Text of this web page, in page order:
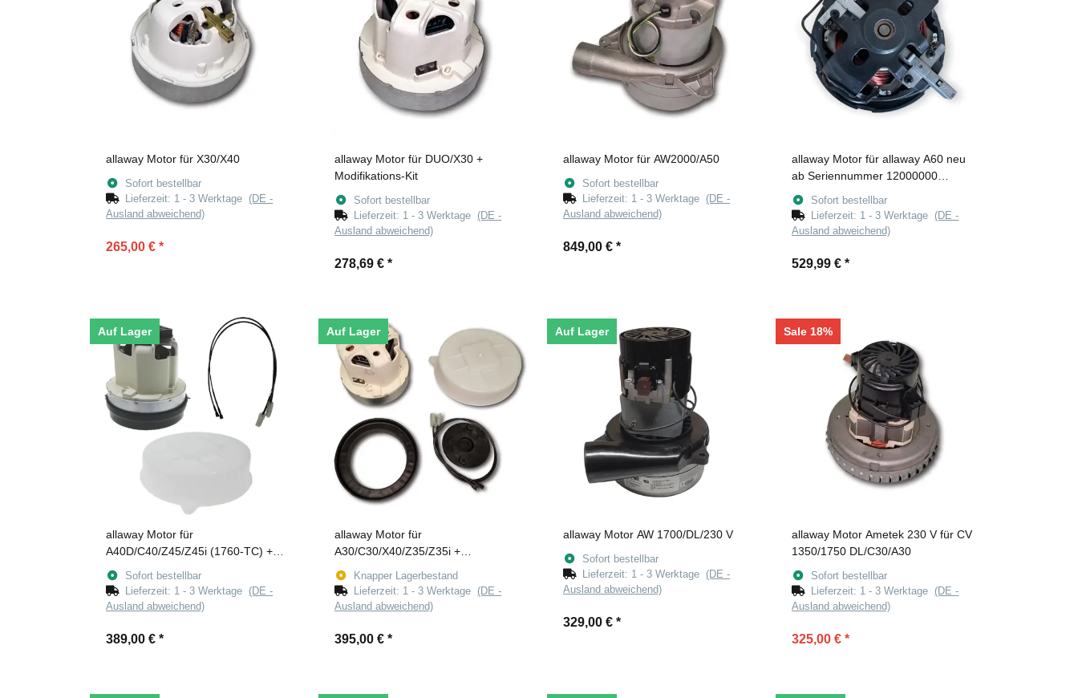
allaway Motor für X30/X40
Sofort bestellbar
Lieferzeit: 1 - 3 Werktage (DE -
Ausland abweichend)
265,00 € *
allaway Motor für DUO/X30 +
Modifikations-Kit
Sofort bestellbar
Lieferzeit: 1 - 3 Werktage (DE -
Ausland abweichend)
278,69 € *
allaway Motor für AW2000/A50
Sofort bestellbar
Lieferzeit: 1 - 3 Werktage (DE -
Ausland abweichend)
849,00 € *
allaway Motor für allaway A60 neu
ab Seriennummer 12000000
(Ametek)
Sofort bestellbar
Lieferzeit: 1 - 3 Werktage (DE -
Ausland abweichend)
529,99 € *
Auf Lager
allaway Motor für
A40D/C40/Z45/Z45i (1760-TC) +
Modifikations-Kit
Sofort bestellbar
Lieferzeit: 1 - 3 Werktage (DE -
Ausland abweichend)
389,00 € *
Auf Lager
allaway Motor für
A30/C30/X40/Z35/Z35i +
Modifikations-Kit
Knapper Lagerbestand
Lieferzeit: 1 - 3 Werktage (DE -
Ausland abweichend)
395,00 € *
Auf Lager
allaway Motor AW 1700/DL/230 V
Sofort bestellbar
Lieferzeit: 1 - 3 Werktage (DE -
Ausland abweichend)
329,00 € *
Sale 18%
allaway Motor Ametek 230 V für CV
1350/1750 DL/C30/A30
Sofort bestellbar
Lieferzeit: 1 - 3 Werktage (DE -
Ausland abweichend)
325,00 € *